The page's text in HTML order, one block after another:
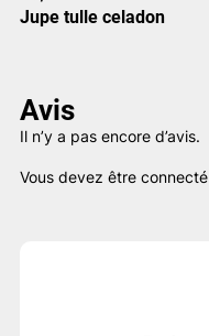
Jupe tulle celadon
Avis
Il n’y a pas encore d’avis.
Vous devez être connecté